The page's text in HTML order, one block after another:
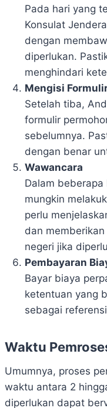
Pada hari yang
Konsulat
dengan
diperlukan.
menghindari
Mengisi
Setelah tiba,
formulir
sebelumnya.
dengan benar
Wawancara
Dalam
mungkin
perlu
dan
negeri jika
Pembayaran
Bayar biaya
ketentuan yang
sebagai
Waktu
Umumnya, proses
waktu antara 2
diperlukan dapat